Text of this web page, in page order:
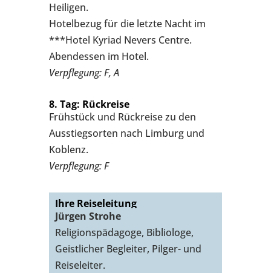
Heiligen.
Hotelbezug für die letzte Nacht im
***Hotel Kyriad Nevers Centre.
Abendessen im Hotel.
Verpflegung: F, A
8. Tag: Rückreise
Frühstück und Rückreise zu den
Ausstiegsorten nach Limburg und
Koblenz.
Verpflegung: F
Ihre Reiseleitung
Jürgen Strohe
Religionspädagoge, Bibliologe,
Geistlicher Begleiter, Pilger- und
Reiseleiter.